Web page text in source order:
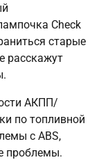
Check
старые
расскажут
АКПП/
по топливной
с ABS,
проблемы.